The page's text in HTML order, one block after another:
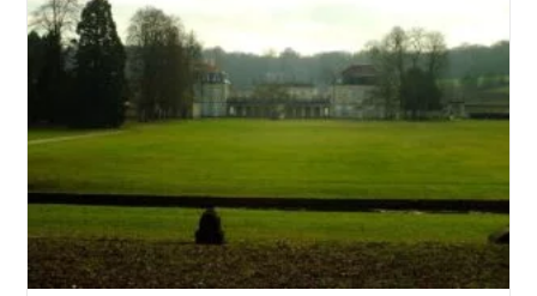
Un
Chef
D’oeuvre
Baroque
Lorraine